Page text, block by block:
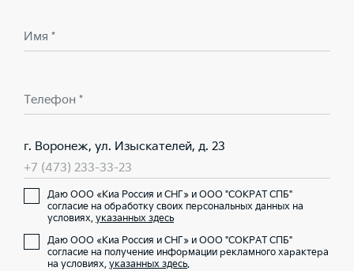
Имя *
Телефон *
г. Воронеж, ул. Изыскателей, д. 23
+7 (473) 233-33-23
Даю ООО «Киа Россия и СНГ» и ООО "СОКРАТ СПБ"
согласие на обработку своих персональных данных на
условиях, указанных здесь
Даю ООО «Киа Россия и СНГ» и ООО "СОКРАТ СПБ"
согласие на получение информации рекламного характера
на условиях, указанных здесь.